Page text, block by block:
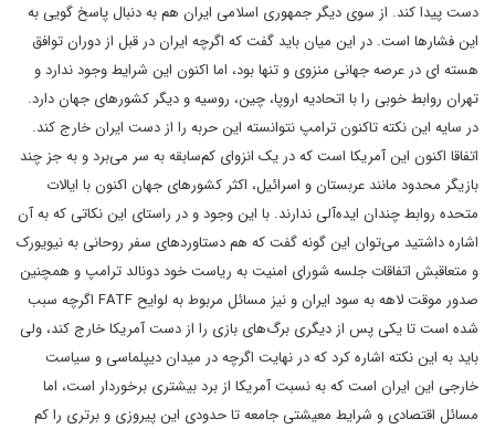
دست پیدا کند. از سوی دیگر جمهوری اسلامی ایران هم به دنبال پاسخ گویی به
این فشارها است. در این میان باید گفت که اگرچه ایران در قبل از دوران توافق
هسته ای در عرصه جهانی منزوی و تنها بود، اما اکنون این شرایط وجود ندارد و
تهران روابط خوبی را با اتحادیه اروپا، چین، روسیه و دیگر کشورهای جهان دارد.
در سایه این نکته تاکنون ترامپ نتوانسته این حربه را از دست ایران خارج کند.
اتفاقا اکنون این آمریکا است که در یک انزوای کم‌سابقه به سر می‌برد و به جز چند
بازیگر محدود مانند عربستان و اسرائیل، اکثر کشورهای جهان اکنون با ایالات
متحده روابط چندان ایده‌آلی ندارند. با این وجود و در راستای این نکاتی که به آن
اشاره داشتید می‌توان این گونه گفت که هم دستاوردهای سفر روحانی به نیویورک
و متعاقبش اتفاقات جلسه شورای امنیت به ریاست خود دونالد ترامپ و همچنین
صدور موقت لاهه به سود ایران و نیز مسائل مربوط به لوایح FATF اگرچه سبب
شده است تا یکی پس از دیگری برگ‌های بازی را از دست آمریکا خارج کند، ولی
باید به این نکته اشاره کرد که در نهایت اگرچه در میدان دیپلماسی و سیاست
خارجی این ایران است که به نسبت آمریکا از برد بیشتری برخوردار است، اما
مسائل اقتصادی و شرایط معیشتی جامعه تا حدودی این پیروزی و برتری را کم